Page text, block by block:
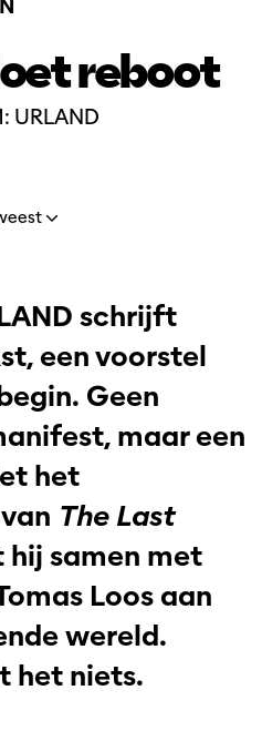
reboot
URLAND
schrijft
een voorstel
Geen
maar een
het
The Last
hij samen met
Loos aan
wereld.
het niets.